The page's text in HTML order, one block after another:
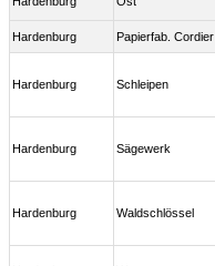
Hardenburg
Papierfab. Cordier
Hardenburg Schleipen
Hardenburg Sägewerk
Hardenburg Waldschlössel